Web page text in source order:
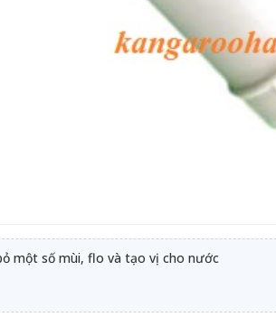
một số mùi, flo và tạo vị cho nước